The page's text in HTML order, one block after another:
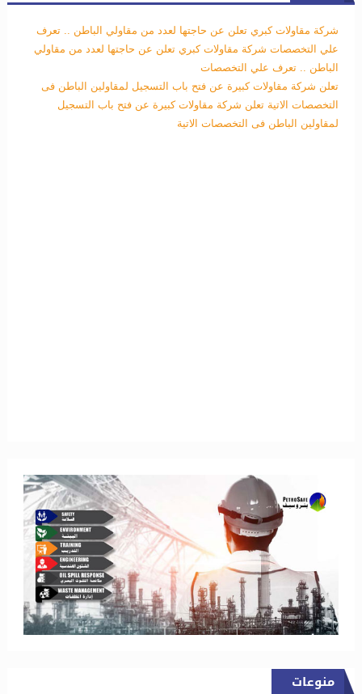
شركة مقاولات كبري تعلن عن حاجتها لعدد من مقاولي الباطن .. تعرف
علي التخصصات شركة مقاولات كبري تعلن عن حاجتها لعدد من مقاولي
الباطن .. تعرف علي التخصصات
تعلن شركة مقاولات كبيرة عن فتح باب التسجيل لمقاولين الباطن فى
التخصصات الاتية تعلن شركة مقاولات كبيرة عن فتح باب التسجيل
لمقاولين الباطن فى التخصصات الاتية
منوعات